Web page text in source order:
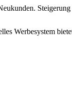
Werbesystem